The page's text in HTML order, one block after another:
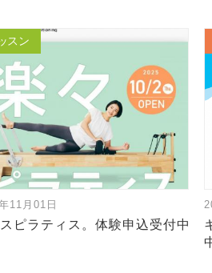
スン
11月01日
ピラティス。体験申込受付中